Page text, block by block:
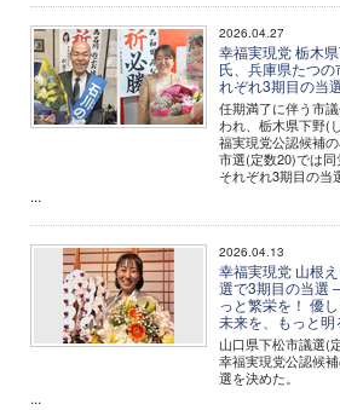
2026.04.27
幸福実現党 栃木
氏、兵庫県たつ
れぞれ3期目の当
任期満了に伴う市
われ、栃木県下野(
福実現党公認候補
市選(定数20)では同
それぞれ3期目の当
...
2026.04.13
幸福実現党 山根
選で3期目の当選
っと繁栄を！ 優
未来を、もっと明
山口県下松市議選(
幸福実現党公認候
選を決めた。
...